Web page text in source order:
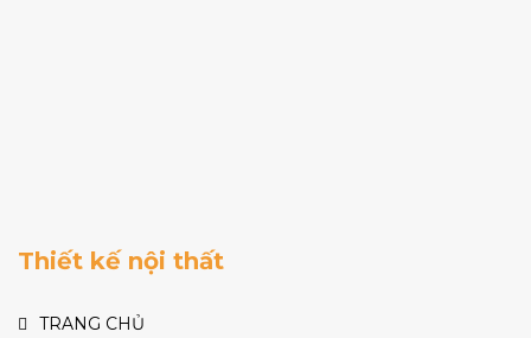
Thiết kế nội thất
TRANG CHỦ